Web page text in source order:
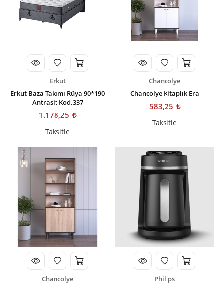
Erkut
Erkut Baza Takımı Rüya 90*190
Antrasit Kod.337
1.178,25
Taksitle
Chancolye
Chancolye Kitaplık Era
583,25
Taksitle
Chancolye
Philips